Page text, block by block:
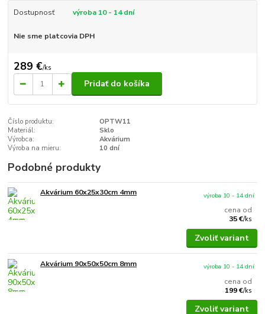
Dostupnosť výroba 10 - 14 dní
Nie sme platcovia DPH
289 €/ks
Pridať do košíka
Číslo produktu:
OPTW11
Materiál:
Sklo
Výrobca:
Akvárium
Výroba na mieru:
10 dní
Podobné produkty
Akvárium 60x25x30cm 4mm
cena od
35 €/ks
výroba 10 - 14 dní
Zvoliť variant
Akvárium 90x50x50cm 8mm
cena od
199 €/ks
výroba 10 - 14 dní
Zvoliť variant